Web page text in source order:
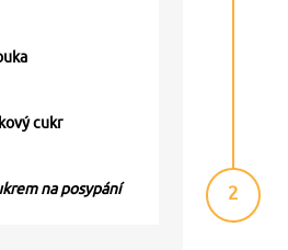
cukr
na posypání 2